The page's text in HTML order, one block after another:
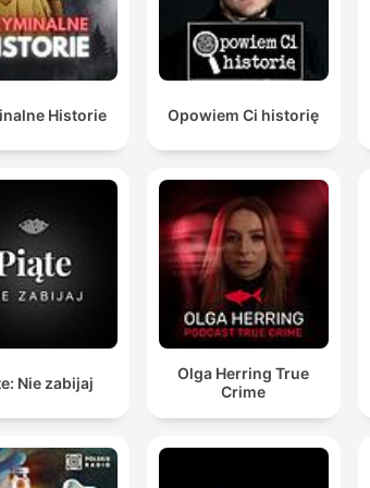
Historie Opowiem Ci historię
Nie zabijaj
Olga Herring True
Crime